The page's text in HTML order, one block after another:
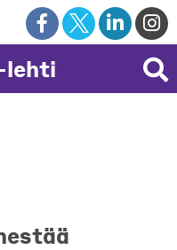
lehti